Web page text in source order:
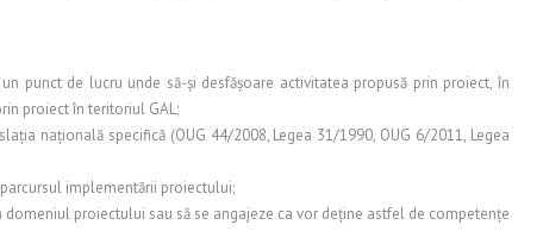
punct de lucru unde să-şi desfăşoare activitatea propusă prin proiect, în
proiect în teritoriul GAL;
naţională specifică (OUG 44/2008, Legea 31/1990, OUG 6/2011, Legea
implementării proiectului;
proiectului sau să se angajeze ca vor deţine astfel de competenţe